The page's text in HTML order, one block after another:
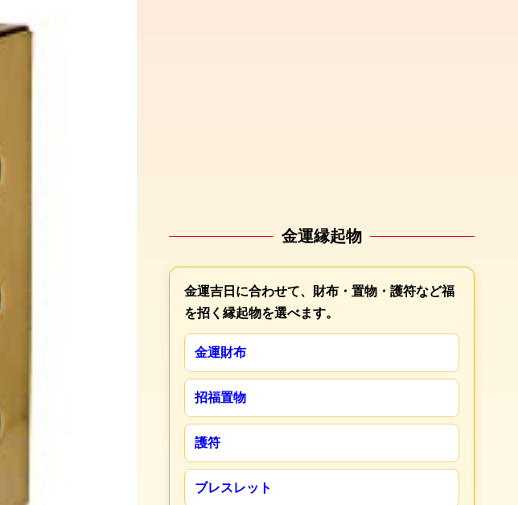
金運縁起物
金運吉日に合わせて、財布・置物・護符など福
を招く縁起物を選べます。
金運財布
招福置物
護符
ブレスレット